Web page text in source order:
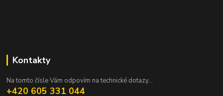
Kontakty
Na tomto čísle Vám odpovím na technické dotazy...
+420 605 331 044